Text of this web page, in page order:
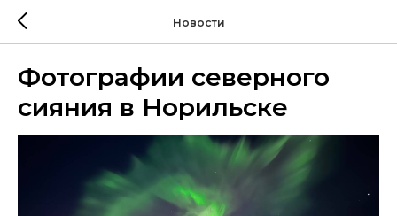
Новости
Фотографии северного
сияния в Норильске